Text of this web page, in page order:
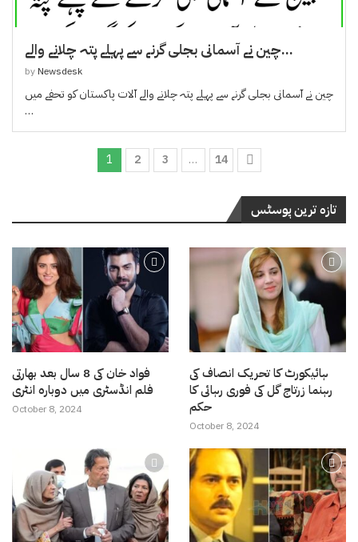
چین نے آسمانی بجلی گرنے سے پہلے پتہ چلانے والے...
by Newsdesk
چین نے آسمانی بجلی گرنے سے پہلے پتہ چلانے والے آلات پاکستان کو تحفے میں
…
1 2 3 … 14
تازہ ترین پوسٹس
فواد خان کی 8 سال بعد بھارتی
فلم انڈسٹری میں دوبارہ انٹری
October 8, 2024
ہائیکورٹ کا تحریک انصاف کی
رہنما زرتاج گل کی فوری رہائی کا
حکم
October 8, 2024